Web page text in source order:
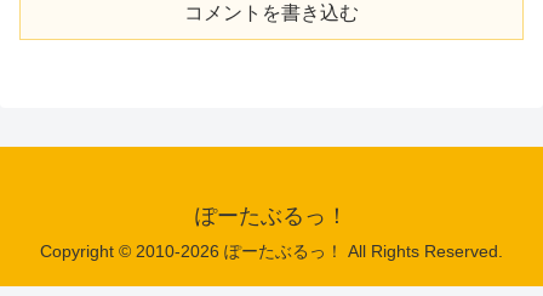
コメントを書き込む
ぽーたぶるっ！
Copyright © 2010-2026 ぽーたぶるっ！ All Rights Reserved.